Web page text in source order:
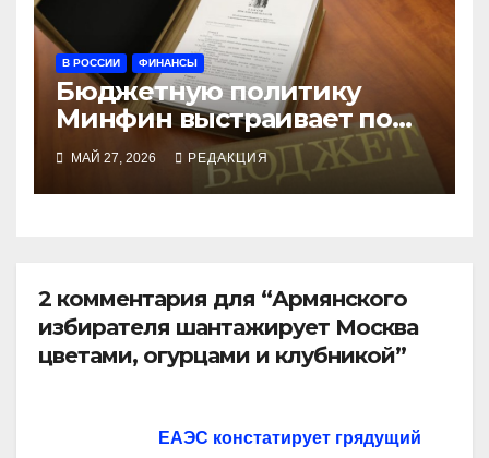
В РОССИИ ФИНАНСЫ
Бюджетную политику
Минфин выстраивает по
Ленину
МАЙ 27, 2026 РЕДАКЦИЯ
2 комментария для “Армянского
избирателя шантажирует Москва
цветами, огурцами и клубникой”
ЕАЭС констатирует грядущий